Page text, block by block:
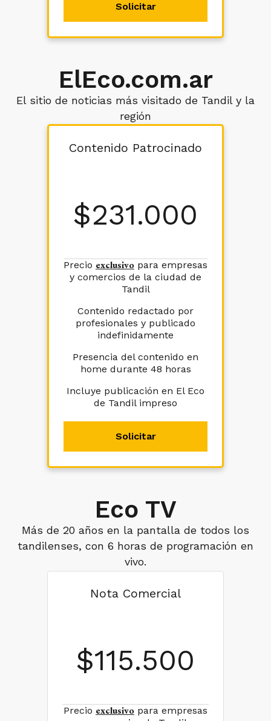
Solicitar
ElEco.com.ar
El sitio de noticias más visitado de Tandil y la
región
Contenido Patrocinado
$231.000
Precio exclusivo para empresas
y comercios de la ciudad de
Tandil
Contenido redactado por
profesionales y publicado
indefinidamente
Presencia del contenido en
home durante 48 horas
Incluye publicación en El Eco
de Tandil impreso
Solicitar
Eco TV
Más de 20 años en la pantalla de todos los
tandilenses, con 6 horas de programación en
vivo.
Nota Comercial
$115.500
Precio exclusivo para empresas